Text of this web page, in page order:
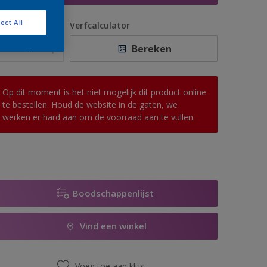
Verfcalculator
Bereken
Op dit moment is het niet mogelijk dit product online
te bestellen. Houd de website in de gaten, we
werken er hard aan om de voorraad aan te vullen.
Boodschappenlijst
Vind een winkel
All